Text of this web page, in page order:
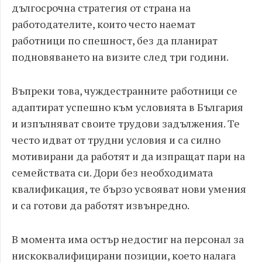
дългосрочна стратегия от страна на
работодателите, които често наемат
работници по спешност, без да планират
подновяването на визите след три години.
Въпреки това, чуждестранните работници се
адаптират успешно към условията в България
и изпълняват своите трудови задължения. Те
често идват от трудни условия и са силно
мотивирани да работят и да изпращат пари на
семействата си. Дори без необходимата
квалификация, те бързо усвояват нови умения
и са готови да работят извънредно.
В момента има остър недостиг на персонал за
нискоквалифицирани позиции, което налага